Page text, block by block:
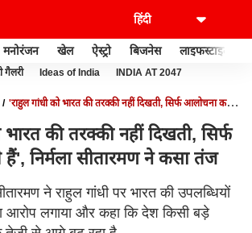
मनोरंजन खेल ऐस्ट्रो बिजनेस लाइफस्टाइल
गैलरी Ideas of India INDIA AT 2047
'राहुल गांधी को भारत की तरक्की नहीं दिखती, सिर्फ आलोचना करते
भारत की तरक्की नहीं दिखती, सिर्फ
निर्मला सीतारमण ने कसा तंज
ने राहुल गांधी पर भारत की उपलब्धियों
आरोप लगाया और कहा कि देश किसी बड़े